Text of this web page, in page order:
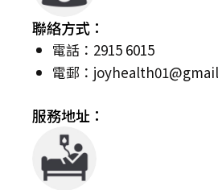
聯絡方式：
電話：2915 6015
電郵：
服務地址：